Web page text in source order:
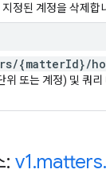
정된 계정을 삭제합
/{matterId}/
위 또는 계정) 및 쿼리
: v1.matters.